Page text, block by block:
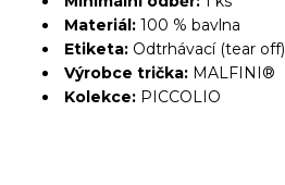
Materiál: 100 % bavlna
Etiketa: Odtrhávací (tear off)
Výrobce trička: MALFINI®
Kolekce: PICCOLIO